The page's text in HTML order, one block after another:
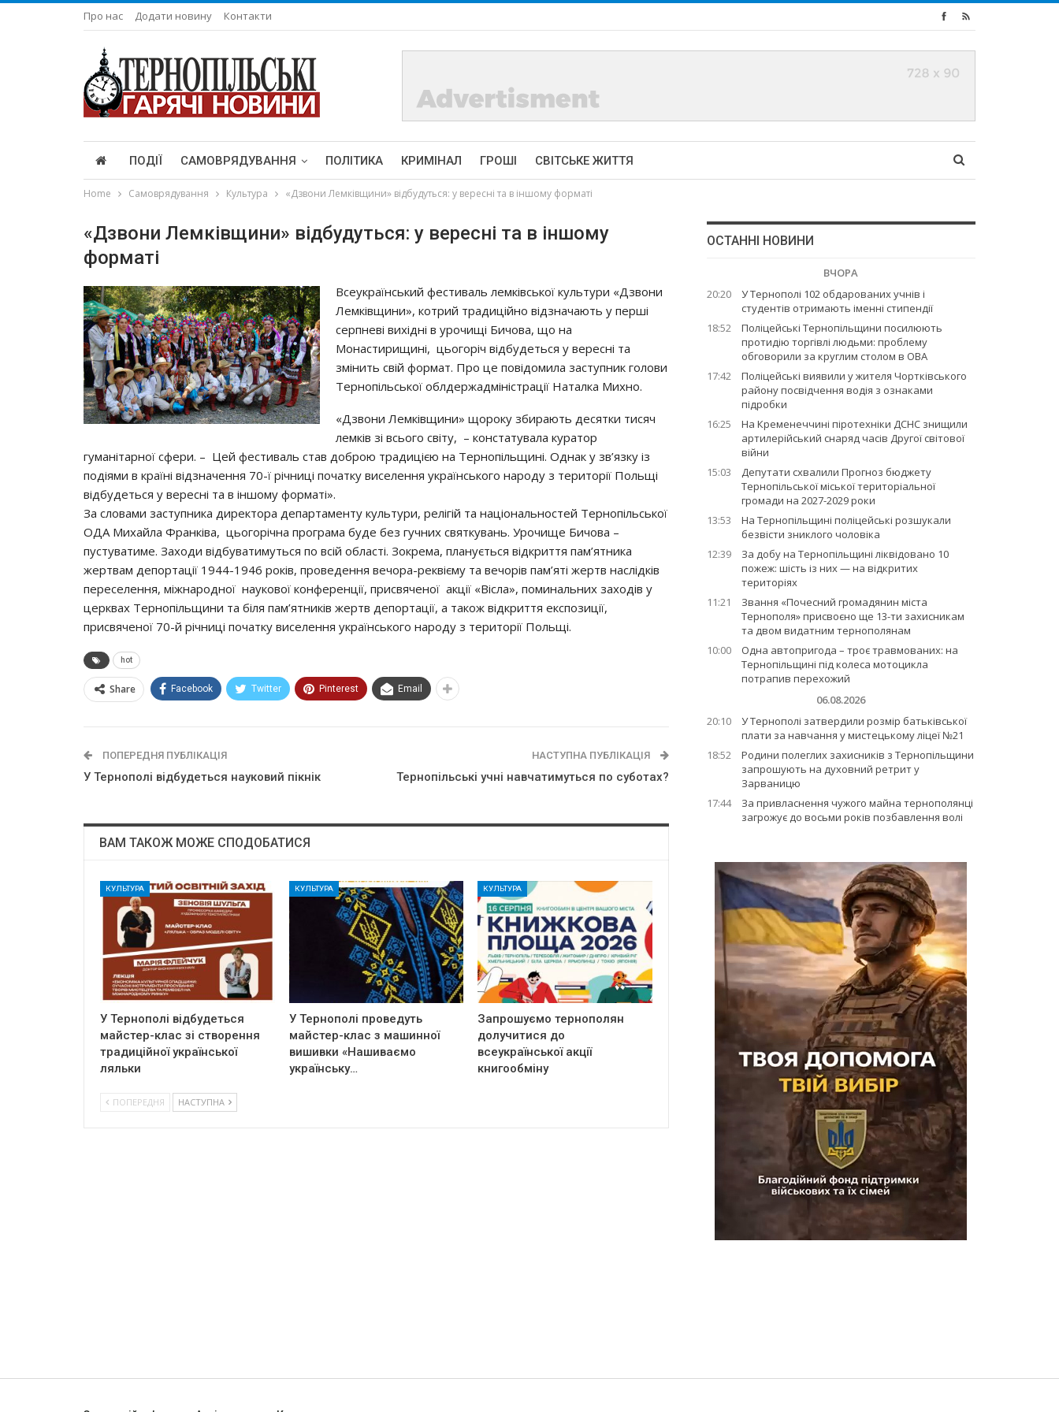
Про нас Додати новину Контакти
ПОДІЇ САМОВРЯДУВАННЯ ПОЛІТИКА КРИМІНАЛ ГРОШІ СВІТСЬКЕ ЖИТТЯ
Home Самоврядування Культура «Дзвони Лемківщини» відбудуться: у вересні та в іншому форматі
«Дзвони Лемківщини» відбудуться: у вересні та в іншому
форматі
Всеукраїнський фестиваль лемківської культури «Дзвони
Лемківщини», котрий традиційно відзначають у перші
серпневі вихідні в урочищі Бичова, що на
Монастирищині, цьогоріч відбудеться у вересні та
змінить свій формат. Про це повідомила заступник голови
Тернопільської облдержадміністрації Наталка Михно.
«Дзвони Лемківщини» щороку збирають десятки тисяч
лемків зі всього світу, – констатувала куратор
гуманітарної сфери. – Цей фестиваль став доброю традицією на Тернопільщині. Однак у зв’язку із
подіями в країні відзначення 70-ї річниці початку виселення українського народу з території Польщі
відбудеться у вересні та в іншому форматі».
За словами заступника директора департаменту культури, релігій та національностей Тернопільської
ОДА Михайла Франківа, цьогорічна програма буде без гучних святкувань. Урочище Бичова –
пустуватиме. Заходи відбуватимуться по всій області. Зокрема, планується відкриття пам’ятника
жертвам депортації 1944-1946 років, проведення вечора-реквієму та вечорів пам’яті жертв наслідків
переселення, міжнародної наукової конференції, присвяченої акції «Вісла», поминальних заходів у
церквах Тернопільщини та біля пам’ятників жертв депортації, а також відкриття експозиції,
присвяченої 70-й річниці початку виселення українського народу з території Польщі.
hot
Share Facebook Twitter Pinterest Email
ПОПЕРЕДНЯ ПУБЛІКАЦІЯ
У Тернополі відбудеться науковий пікнік
НАСТУПНА ПУБЛІКАЦІЯ
Тернопільські учні навчатимуться по суботах?
ВАМ ТАКОЖ МОЖЕ СПОДОБАТИСЯ
КУЛЬТУРА
У Тернополі відбудеться
майстер-клас зі створення
традиційної української
ляльки
КУЛЬТУРА
У Тернополі проведуть
майстер-клас з машинної
вишивки «Нашиваємо
українську…
КУЛЬТУРА
Запрошуємо тернополян
долучитися до
всеукраїнської акції
книгообміну
ПОПЕРЕДНЯ НАСТУПНА
ОСТАННІ НОВИНИ
ВЧОРА
20:20
У Тернополі 102 обдарованих учнів і
студентів отримають іменні стипендії
18:52
Поліцейські Тернопільщини посилюють
протидію торгівлі людьми: проблему
обговорили за круглим столом в ОВА
17:42
Поліцейські виявили у жителя Чортківського
району посвідчення водія з ознаками
підробки
16:25
На Кременеччині піротехніки ДСНС знищили
артилерійський снаряд часів Другої світової
війни
15:03
Депутати схвалили Прогноз бюджету
Тернопільської міської територіальної
громади на 2027-2029 роки
13:53
На Тернопільщині поліцейські розшукали
безвісти зниклого чоловіка
12:39
За добу на Тернопільщині ліквідовано 10
пожеж: шість із них — на відкритих
територіях
11:21
Звання «Почесний громадянин міста
Тернополя» присвоєно ще 13-ти захисникам
та двом видатним тернополянам
10:00
Одна автопригода – троє травмованих: на
Тернопільщині під колеса мотоцикла
потрапив перехожий
06.08.2026
20:10
У Тернополі затвердили розмір батьківської
плати за навчання у мистецькому ліцеї №21
18:52
Родини полеглих захисників з Тернопільщини
запрошують на духовний ретрит у
Зарваницю
17:44
За привласнення чужого майна тернополянці
загрожує до восьми років позбавлення волі